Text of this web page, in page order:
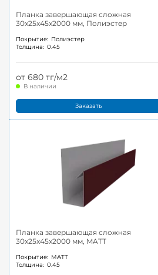
Планка завершающая сложная
30x25x45x2000 мм, Полиэстер
Покрытие: Полиэстер
Толщина: 0.45
от 680 тг/м2
В наличии
Заказать
Планка завершающая сложная
30x25x45x2000 мм, MATT
Покрытие: MATT
Толщина: 0.45